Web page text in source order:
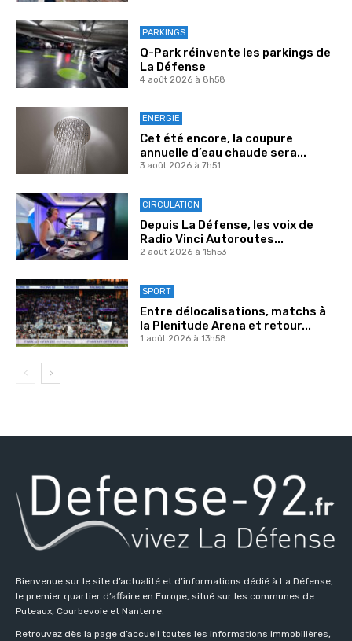
PARKINGS
Q-Park réinvente les parkings de
La Défense
4 août 2026 à 8h58
ENERGIE
Cet été encore, la coupure
annuelle d’eau chaude sera...
3 août 2026 à 7h51
CIRCULATION
Depuis La Défense, les voix de
Radio Vinci Autoroutes...
2 août 2026 à 15h53
SPORT
Entre délocalisations, matchs à
la Plenitude Arena et retour...
1 août 2026 à 13h58
Bienvenue sur le site d’actualité et d’informations dédié à La Défense,
le premier quartier d’affaire en Europe, situé sur les communes de
Puteaux, Courbevoie et Nanterre.
Retrouvez dès la page d’accueil toutes les informations immobilières,